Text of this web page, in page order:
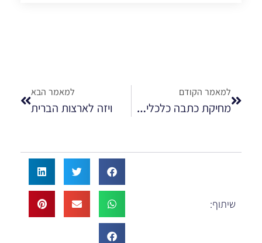
למאמר הקודם
מחיקת כתבה כלכליסט Calcalist
למאמר הבא
ויזה לארצות הברית
שיתוף: